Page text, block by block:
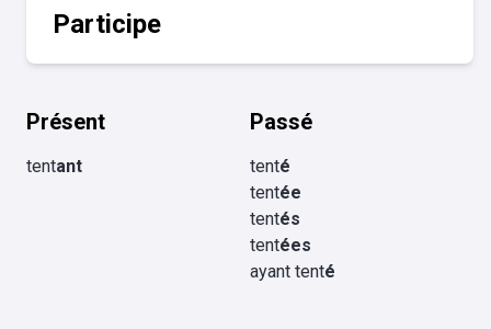
Participe
Présent
tentant
Passé
tenté
tentée
tentés
tentées
ayant tenté